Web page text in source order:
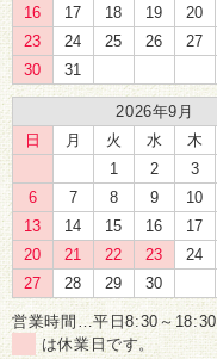
16
17 18 19 20
23
24 25 26 27
30
31
2026年9月
日
月 火 水 木
1
2 3
6
7 8 9 10
13
14 15 16 17
20
21 22 23 24
27
28 29 30
営業時間…平日8:30～18:30
は休業日です。